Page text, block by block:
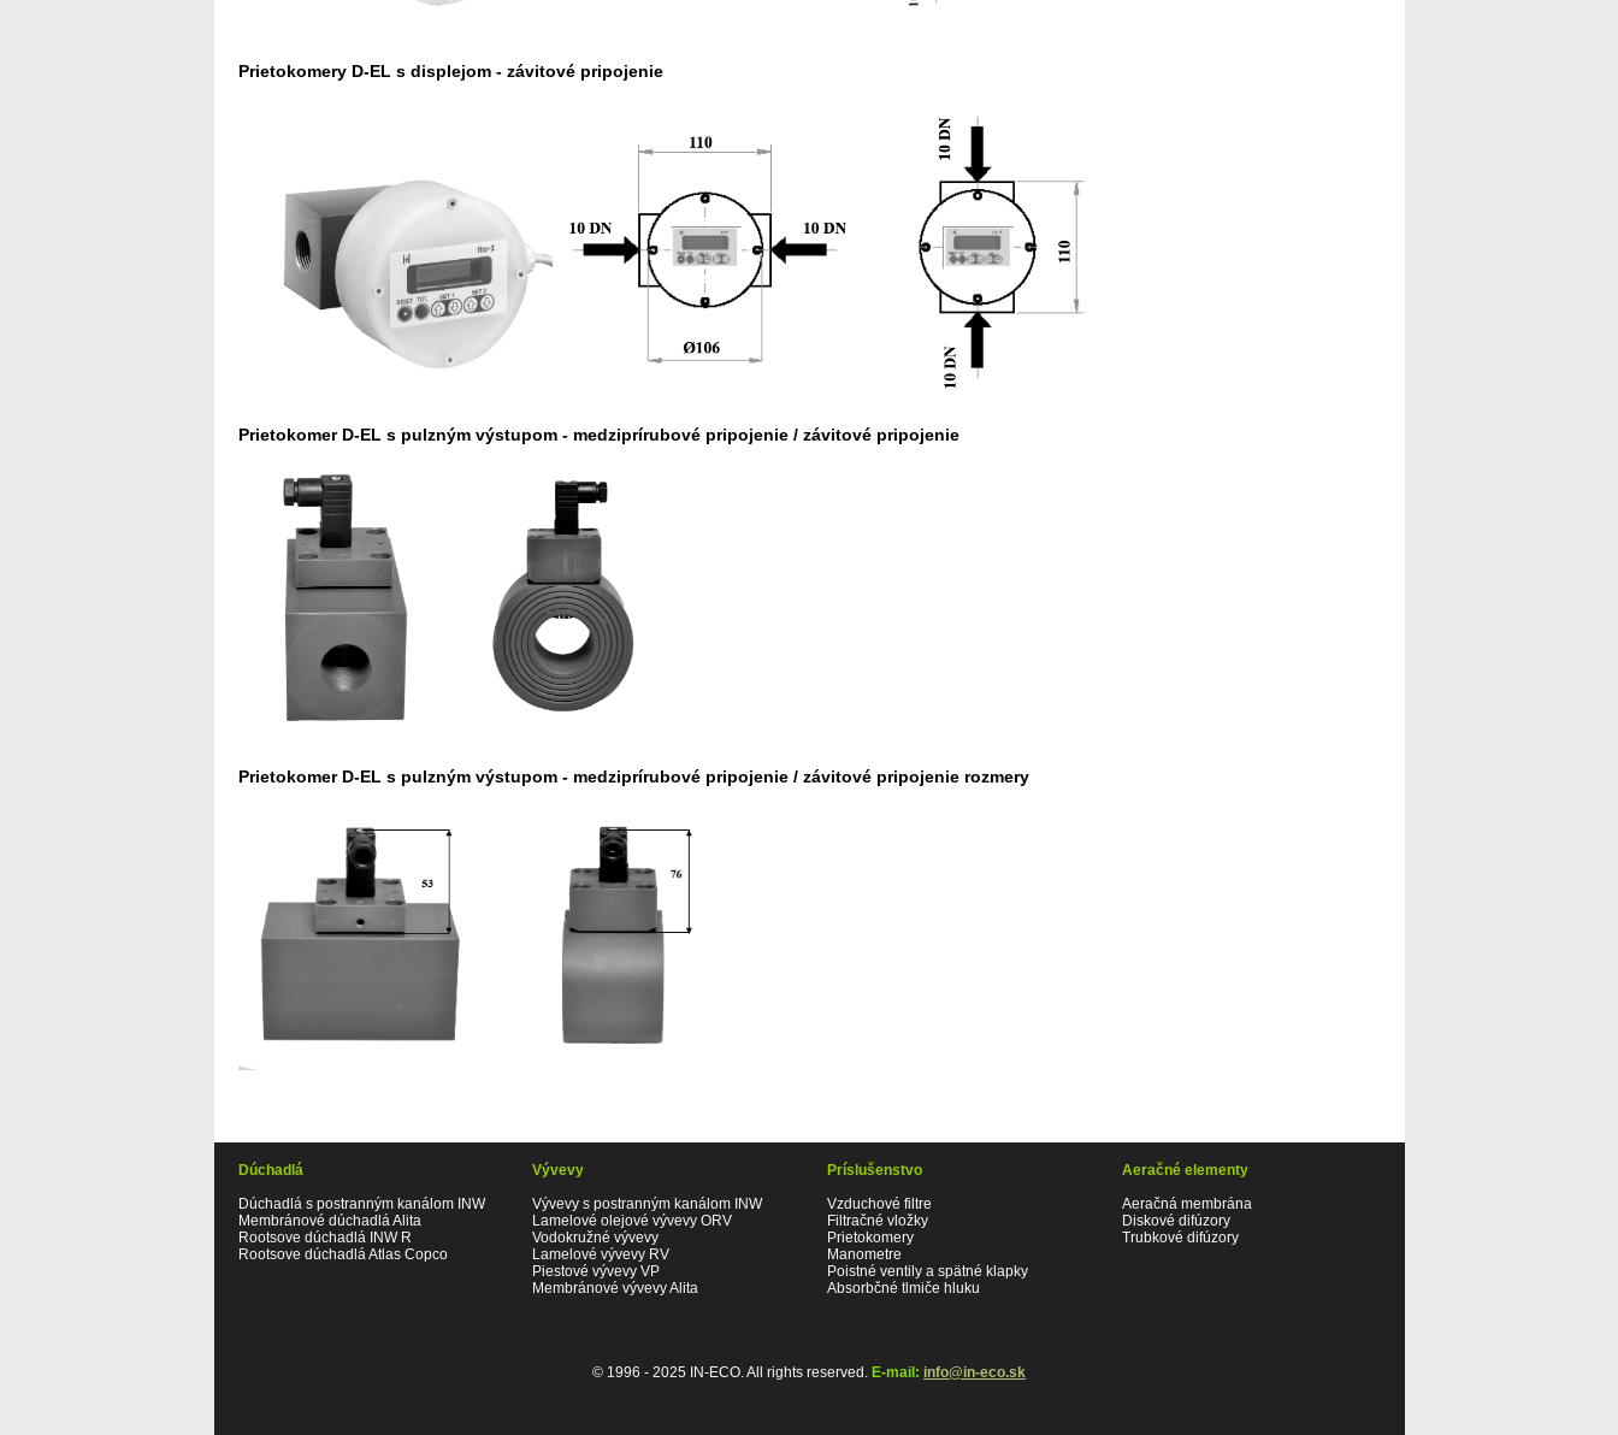
Prietokomery D-EL s displejom - závitové pripojenie
Prietokomer D-EL s pulzným výstupom - medziprírubové pripojenie / závitové pripojenie
Prietokomer D-EL s pulzným výstupom - medziprírubové pripojenie / závitové pripojenie rozmery
Dúchadlá
Dúchadlá s postranným kanálom INW
Membránové dúchadlá Alita
Rootsove dúchadlá INW R
Rootsove dúchadlá Atlas Copco
Vývevy
Vývevy s postranným kanálom INW
Lamelové olejové vývevy ORV
Vodokružné vývevy
Lamelové vývevy RV
Piestové vývevy VP
Membránové vývevy Alita
Príslušenstvo
Vzduchové filtre
Filtračné vložky
Prietokomery
Manometre
Poistné ventily a spätné klapky
Absorbčné tlmiče hluku
Aeračné elementy
Aeračná membrána
Diskové difúzory
Trubkové difúzory
© 1996 - 2025 IN-ECO. All rights reserved. E-mail: info@in-eco.sk